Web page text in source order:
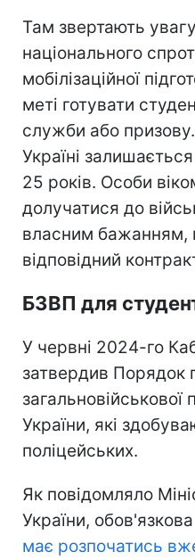
Там звертають
національного
мобілізаційної
меті готувати
служби або призову.
Україні
25 років. Особи
долучатися до
власним бажанням,
відповідний
БЗВП для
У червні 2024-го
затвердив Порядок
загальновійськової
України, які
поліцейських.
Як повідомляло
України, обов'язкова
має розпочатись